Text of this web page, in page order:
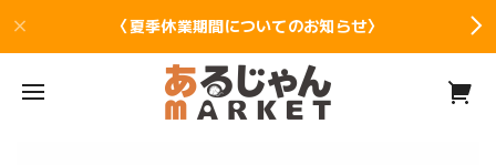
〈夏季休業期間についてのお知らせ〉